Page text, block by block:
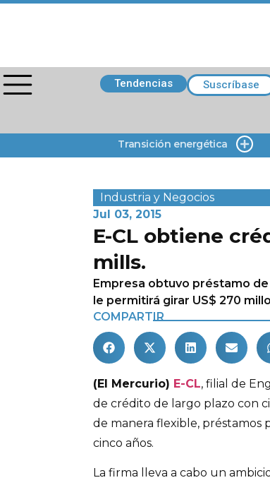
Tendencias Suscríbase
Transición energética
Industria y Negocios
Jul 03, 2015
E-CL obtiene
mills.
Empresa obtuvo préstamo
le permitirá girar US$ 270
COMPARTIR
(El Mercurio) E-CL, filial de
de crédito de largo plazo con
de manera flexible, préstamos
cinco años.
La firma lleva a cabo un